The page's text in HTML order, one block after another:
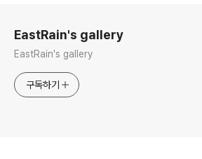
EastRain's gallery
EastRain's gallery
구독하기